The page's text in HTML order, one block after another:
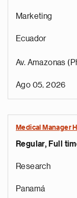
Marketing
Ecuador
Av. Amazonas
Ago 05, 2026
Medical Manager
Regular, Full
Research
Panamá